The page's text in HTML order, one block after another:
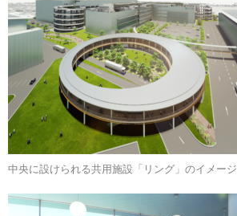
中央に設けられる共用施設「リング」のイメージ